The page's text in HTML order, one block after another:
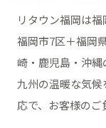
リタウン福岡は福
福岡市7区＋福岡
崎・鹿児島・沖縄
九州の温暖な気
応で、お客様のご